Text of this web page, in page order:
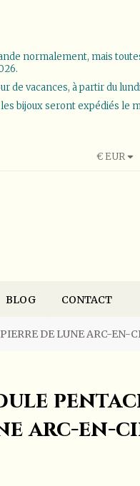
normalement, mais
vacances, à partir du lundi
bijoux seront expédiés le
€EUR
BLOG CONTACT
DE LUNE ARC-EN-
arc-en-